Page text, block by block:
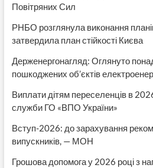
Повітряних Сил
РНБО розглянула виконання планів
затвердила план стійкості Києва
Держенергонагляд: Оглянуто
пошкоджених об’єктів
Виплати дітям переселенців в
служби ГО «ВПО України»
Вступ-2026: до зарахування
випускників, — МОН
Грошова допомога у 2026 році з